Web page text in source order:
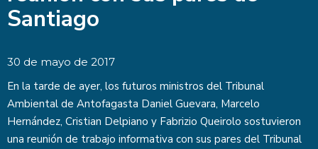
Santiago
30 de mayo de 2017
En la tarde de ayer, los futuros ministros del Tribunal
Ambiental de Antofagasta Daniel Guevara, Marcelo
Hernández, Cristian Delpiano y Fabrizio Queirolo sostuvieron
una reunión de trabajo informativa con sus pares del Tribunal